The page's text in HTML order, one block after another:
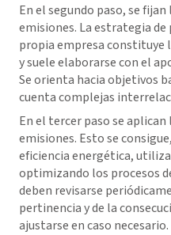
En el segundo paso, se
emisiones. La estrategia
propia empresa constituye
y suele elaborarse con el
Se orienta hacia objetivos
cuenta complejas
En el tercer paso se
emisiones. Esto se
eficiencia energética,
optimizando los procesos
deben revisarse
pertinencia y de la
ajustarse en caso necesario.